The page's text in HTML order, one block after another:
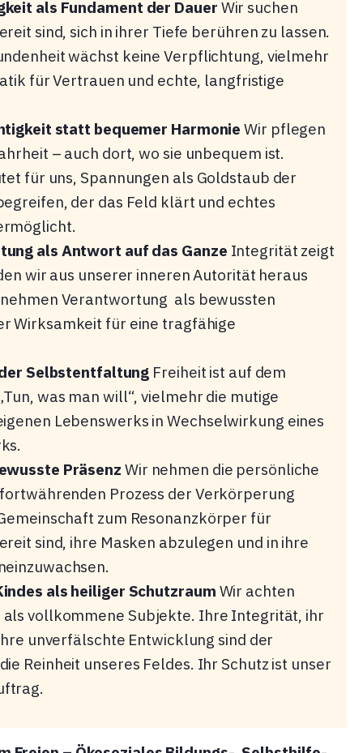
als Fundament der Dauer Wir suchen
sind, sich in ihrer Tiefe berühren zu lassen.
wächst keine Verpflichtung, vielmehr
für Vertrauen und echte, langfristige
statt bequemer Harmonie Wir pflegen
– auch dort, wo sie unbequem ist.
für uns, Spannungen als Goldstaub der
der das Feld klärt und echtes
als Antwort auf das Ganze Integrität zeigt
wir aus unserer inneren Autorität heraus
Verantwortung als bewussten
Wirksamkeit für eine tragfähige
Selbstentfaltung Freiheit ist auf dem
was man will“, vielmehr die mutige
Lebenswerks in Wechselwirkung eines
Präsenz Wir nehmen die persönliche
Prozess der Verkörperung
zum Resonanzkörper für
sind, ihre Masken abzulegen und in ihre
als heiliger Schutzraum Wir achten
als vollkommene Subjekte. Ihre Integrität, ihr
unverfälschte Entwicklung sind der
Reinheit unseres Feldes. Ihr Schutz ist unser